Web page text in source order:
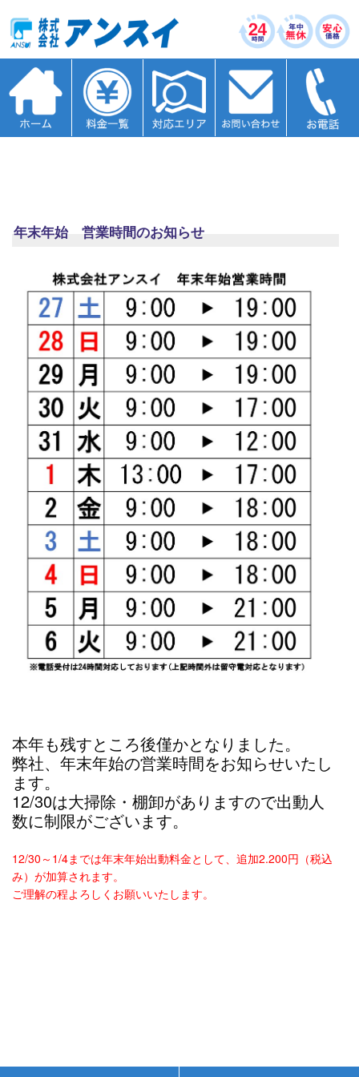
年末年始 営業時間のお知らせ
本年も残すところ後僅かとなりました。
弊社、年末年始の営業時間をお知らせいたし
ます。
12/30は大掃除・棚卸がありますので出動人
数に制限がございます。
12/30～1/4までは年末年始出動料金として、追加2.200円（税込
み）が加算されます。
ご理解の程よろしくお願いいたします。